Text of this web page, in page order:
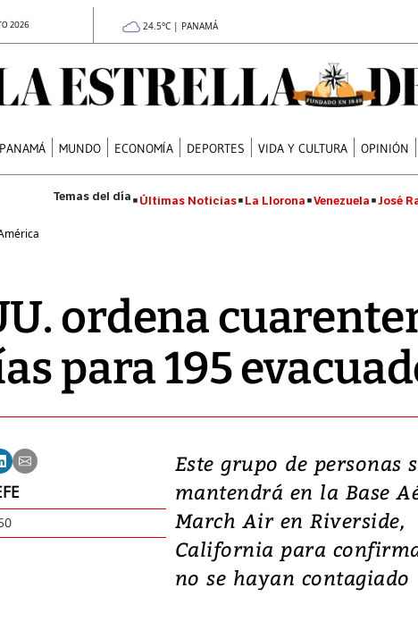
2026 24.5°C | PANAMÁ
PANAMÁ MUNDO ECONOMÍA DEPORTES VIDA Y CULTURA OPINIÓN
Últimas Noticias La Llorona Venezuela José
ordena
para 195
Este grupo de personas
mantendrá en la Base
March Air en Riverside,
California para
no se hayan contagiado
Isidro Carbonell,
director de la
‘Vamos a ser más
transparentes,